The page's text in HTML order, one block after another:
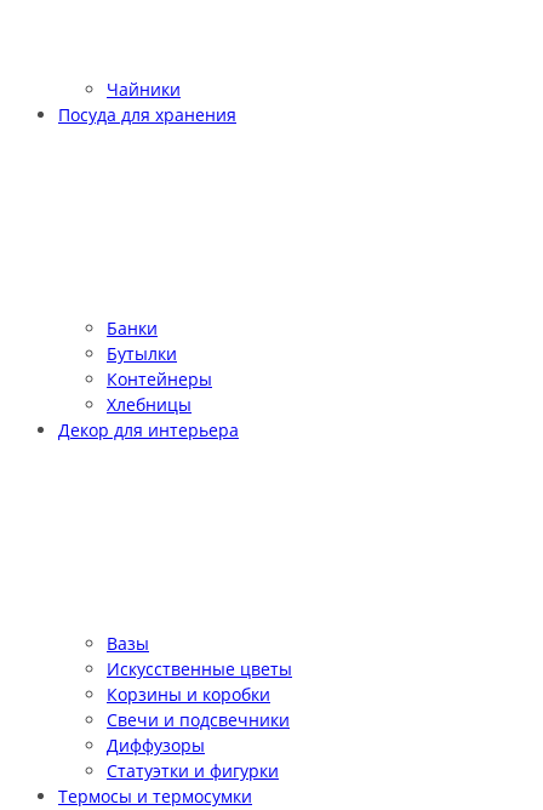
Чайники
Посуда для хранения
Банки
Бутылки
Контейнеры
Хлебницы
Декор для интерьера
Вазы
Искусственные цветы
Корзины и коробки
Свечи и подсвечники
Диффузоры
Статуэтки и фигурки
Термосы и термосумки